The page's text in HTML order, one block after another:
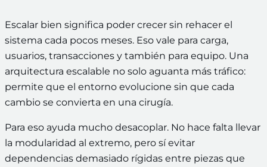
Escalar bien significa poder crecer sin rehacer el
sistema cada pocos meses. Eso vale para carga,
usuarios, transacciones y también para equipo. Una
arquitectura escalable no solo aguanta más tráfico:
permite que el entorno evolucione sin que cada
cambio se convierta en una cirugía.
Para eso ayuda mucho desacoplar. No hace falta llevar
la modularidad al extremo, pero sí evitar
dependencias demasiado rígidas entre piezas que